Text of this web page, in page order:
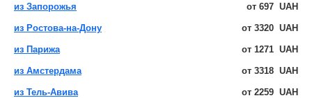
из Запорожья от 697 UAH
из Ростова-на-Дону от 3320 UAH
из Парижа от 1271 UAH
из Амстердама от 3318 UAH
из Тель-Авива от 2259 UAH